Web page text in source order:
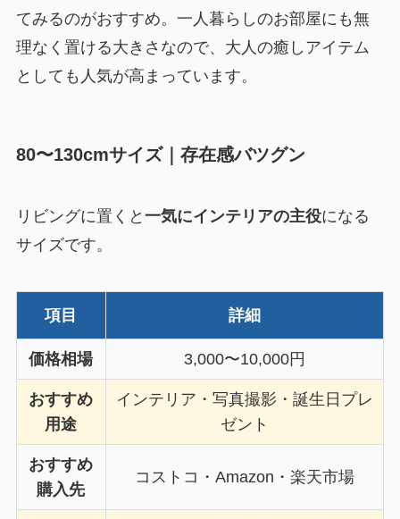
てみるのがおすすめ。一人暮らしのお部屋にも無
理なく置ける大きさなので、大人の癒しアイテム
としても人気が高まっています。
80〜130cmサイズ｜存在感バツグン
リビングに置くと 一気にインテリアの主役になる
サイズです。
項目 詳細
価格相場 3,000〜10,000円
おすすめ
用途
インテリア・写真撮影・誕生日プレ
ゼント
おすすめ
購入先
コストコ・Amazon・楽天市場